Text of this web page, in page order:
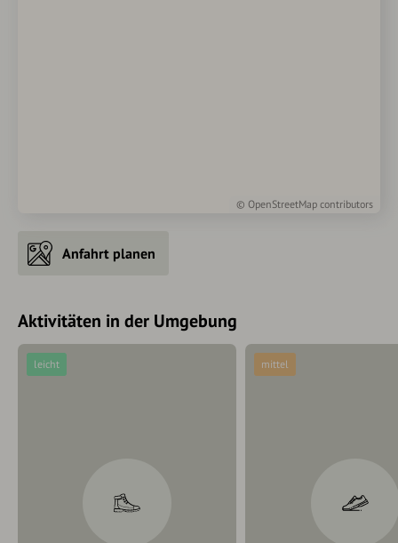
© OpenStreetMap contributors
Anfahrt planen
Aktivitäten in der Umgebung
leicht mittel